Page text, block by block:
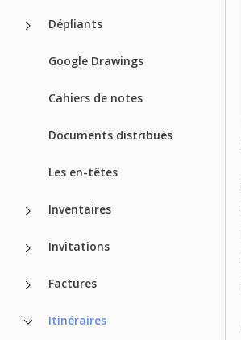
Dépliants
Google Drawings
Cahiers de notes
Documents distribués
Les en-têtes
Inventaires
Invitations
Factures
Itinéraires